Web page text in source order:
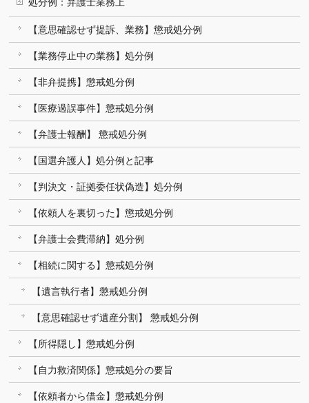
処分例：弁護士業務上
【意思確認せず提訴、業務】懲戒処分例
【業務停止中の業務】処分例
【非弁提携】懲戒処分例
【医療過誤事件】懲戒処分例
【弁護士報酬】 懲戒処分例
【国選弁護人】処分例と記事
【判決文・証拠委任状偽造】処分例
【依頼人を裏切った】懲戒処分例
【弁護士会費滞納】処分例
【相続に関する】懲戒処分例
【遺言執行者】懲戒処分例
【意思確認せず遺産分割】 懲戒処分例
【所得隠し】懲戒処分例
【自力救済関係】懲戒処分の要旨
【依頼者から借金】懲戒処分例